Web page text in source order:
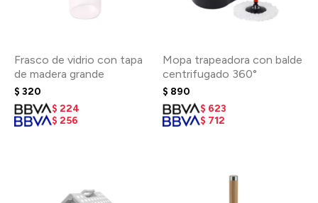
Frasco de vidrio con tapa
de madera grande
$ 320
$ 224
$ 256
Mopa trapeadora con balde
centrifugado 360°
$ 890
$ 623
$ 712